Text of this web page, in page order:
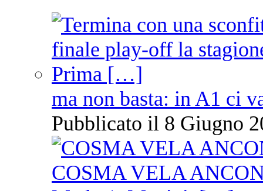
ma non basta: in A1 ci
Pubblicato il 8 Giugno